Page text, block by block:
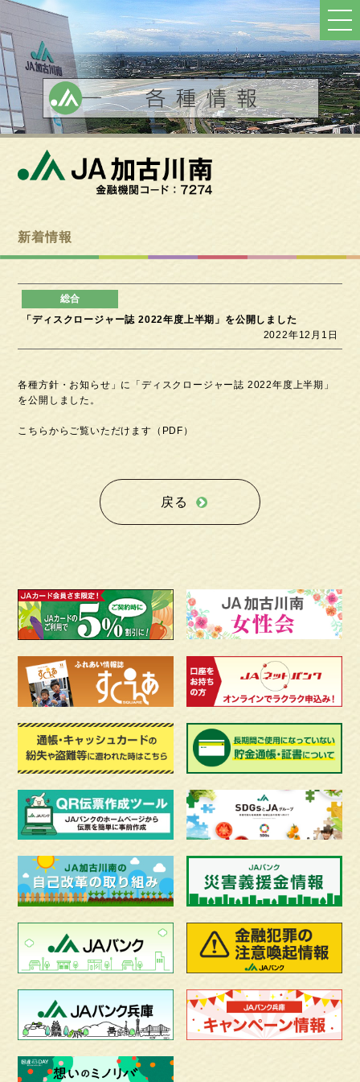
新着情報
「ディスクロージャー誌 2022年度上半期」を公開しました
2022年12月1日
各種方針・お知らせ」に「ディスクロージャー誌 2022年度上半期」
を公開しました。
こちらからご覧いただけます（PDF）
戻る